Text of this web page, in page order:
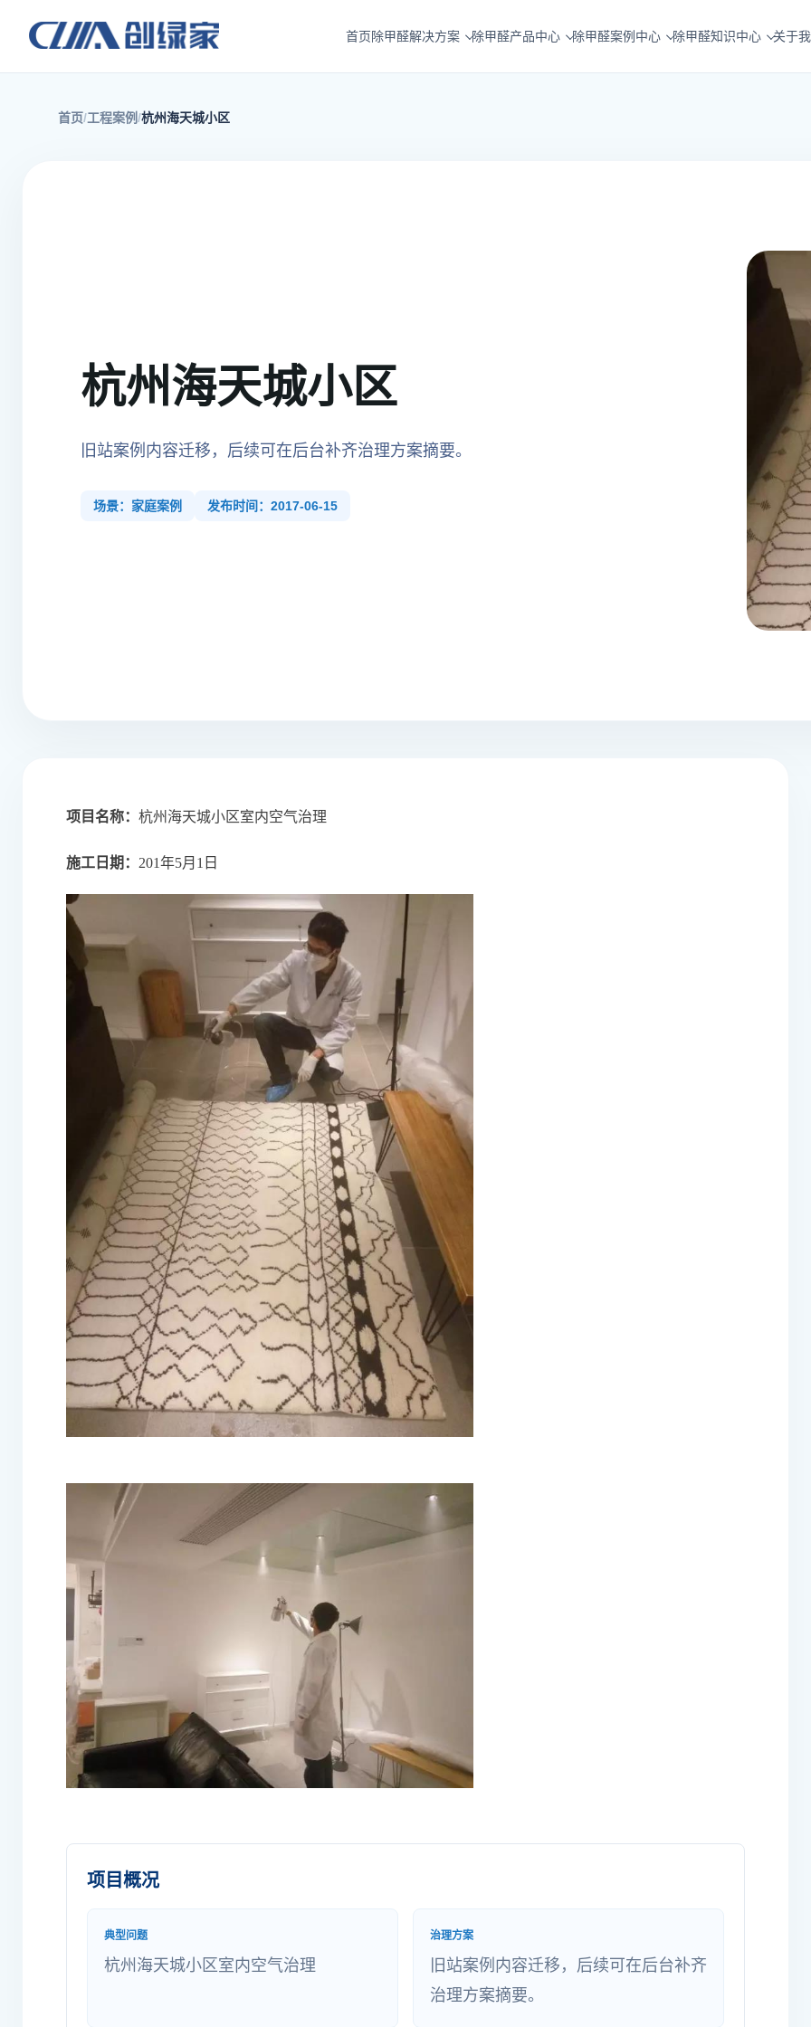
首页除甲醛解决方案 除甲醛产品中心 除甲醛案例中心 除甲醛知识中心 关于
首页 工程案例 杭州海天城小区
杭州海天城小区
旧站案例内容迁移，后续可在后台补齐治理方案摘要。
场景：家庭案例 发布时间：2017-06-15
项目名称： 杭州海天城小区室内空气治理
施工日期： 201年5月1日
项目概况
典型问题
杭州海天城小区室内空气治理
治理方案
旧站案例内容迁移，后续可在后台补齐
治理方案摘要。